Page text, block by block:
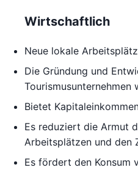
Wirtschaftlich
Neue lokale
Die Gründung und
Bietet
Es reduziert die Armut
Arbeitsplätzen und den
Es fördert den Konsum